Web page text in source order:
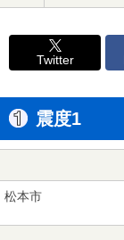
Twitter
震度1
松本市